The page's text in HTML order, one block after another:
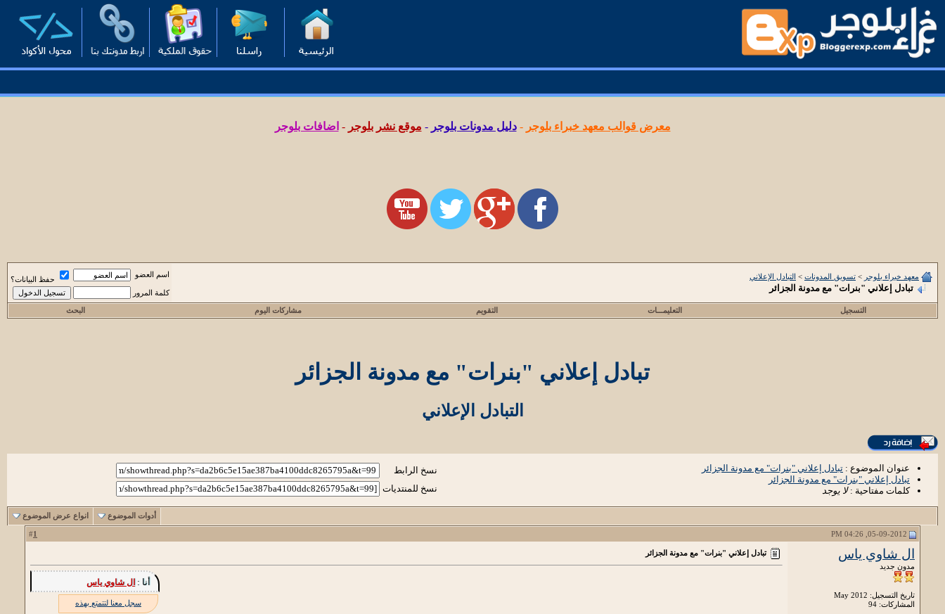
معرض قوالب معهد خبراء بلوجر -دليل مدونات بلوجر - موقع نشر بلوجر - اضافات بلوجر
معهد خبراء بلوجر > تسويق المدونات > التبادل الإعلاني
تبادل إعلاني "بنرات" مع مدونة الجزائر
اسم العضو
حفظ البيانات؟
كلمة المرور
التسجيل التعليمـــات التقويم مشاركات اليوم البحث
تبادل إعلاني "بنرات" مع مدونة الجزائر
التبادل الإعلاني
عنوان الموضوع : تبادل إعلاني "بنرات" مع مدونة الجزائر
تبادل إعلاني "بنرات" مع مدونة الجزائر
كلمات مفتاحية :لا يوجد
نسخ الرابط
نسخ للمنتديات
أدوات الموضوع انواع عرض الموضوع
1
ال شاوي ياس
مدون جديد
تاريخ التسجيل: May 2012
المشاركات: 94
تبادل إعلاني "بنرات" مع مدونة الجزائر
أنا : ال شاوي ياس
سجل معنا لتتمتع بهذه